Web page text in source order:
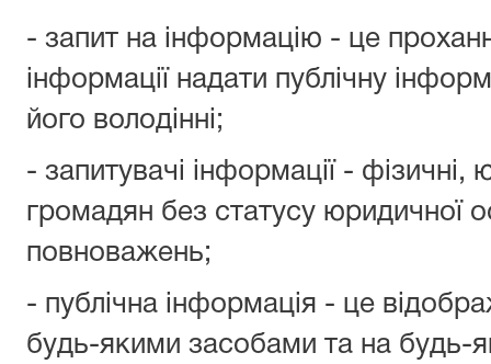
- запит на інформацію - це
інформації надати публічну
його володінні;
- запитувачі інформації -
громадян без статусу юридичної
повноважень;
- публічна інформація - це
будь-якими засобами та на будь-